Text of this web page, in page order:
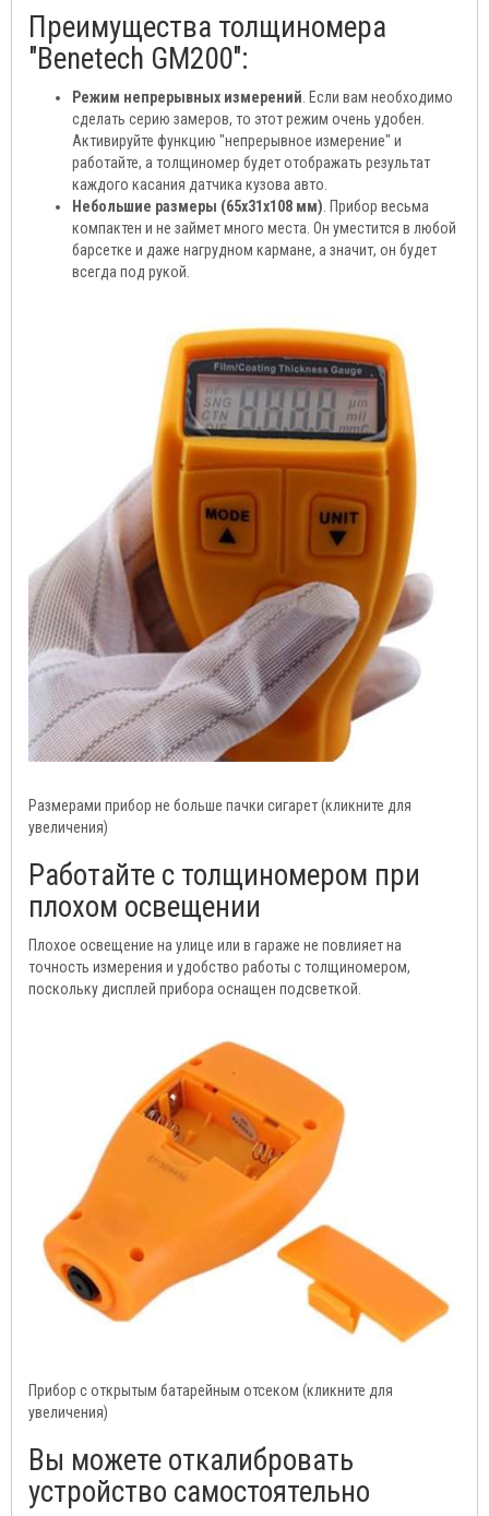
Преимущества толщиномера
"Benetech GM200":
Режим непрерывных измерений . Если вам необходимо
сделать серию замеров, то этот режим очень удобен.
Активируйте функцию "непрерывное измерение" и
работайте, а толщиномер будет отображать результат
каждого касания датчика кузова авто.
Небольшие размеры (65х31х108 мм) . Прибор весьма
компактен и не займет много места. Он уместится в любой
барсетке и даже нагрудном кармане, а значит, он будет
всегда под рукой.
Размерами прибор не больше пачки сигарет (кликните для
увеличения)
Работайте с толщиномером при
плохом освещении
Плохое освещение на улице или в гараже не повлияет на
точность измерения и удобство работы с толщиномером,
поскольку дисплей прибора оснащен подсветкой.
Прибор с открытым батарейным отсеком (кликните для
увеличения)
Вы можете откалибровать
устройство самостоятельно